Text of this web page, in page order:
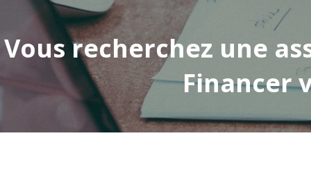
Vous recherchez une
Financer